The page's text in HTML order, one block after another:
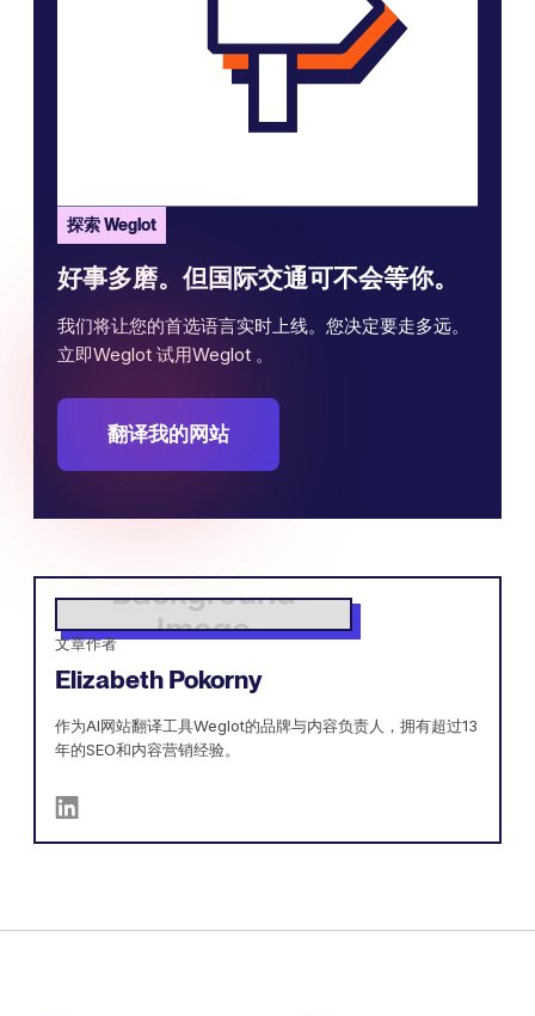
探索 Weglot
好事多磨。但国际交通可不会等你。
我们将让您的首选语言实时上线。您决定要走多远。
立即Weglot 试用Weglot 。
翻译我的网站
文章作者
Elizabeth Pokorny
作为AI网站翻译工具Weglot的品牌与内容负责人，拥有超过13
年的SEO和内容营销经验。